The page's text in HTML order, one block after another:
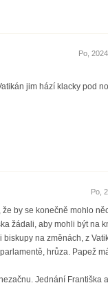
Po,
jim hází klacky pod
Po,
by se konečně mohlo
žádali, aby mohli být na
na změnách, z
hrůza. Papež
Jednání Františka